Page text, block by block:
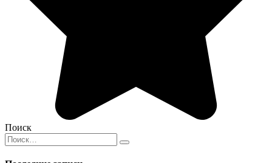
Поиск
Search
for: